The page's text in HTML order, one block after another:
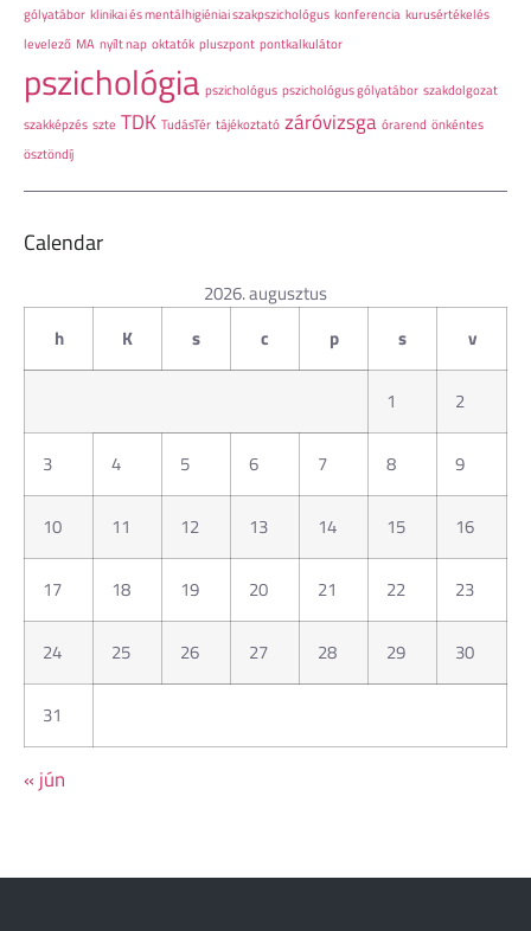
gólyatábor klinikai és mentálhigiéniai szakpszichológus konferencia kurusértékelés
levelező MA nyílt nap oktatók pluszpont pontkalkulátor
pszichológia pszichológus pszichológus gólyatábor szakdolgozat
szakképzés szte TDK TudásTér tájékoztató záróvizsga órarend önkéntes
ösztöndíj
Calendar
2026. augusztus
h
K s c p s v
1 2
3 4 5 6 7 8 9
10 11 12 13 14 15 16
17 18 19 20 21 22 23
24 25 26 27 28 29 30
31
« jún